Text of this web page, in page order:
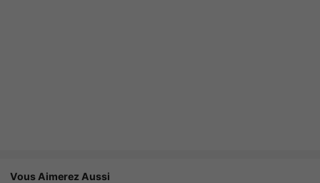
Vous Aimerez Aussi